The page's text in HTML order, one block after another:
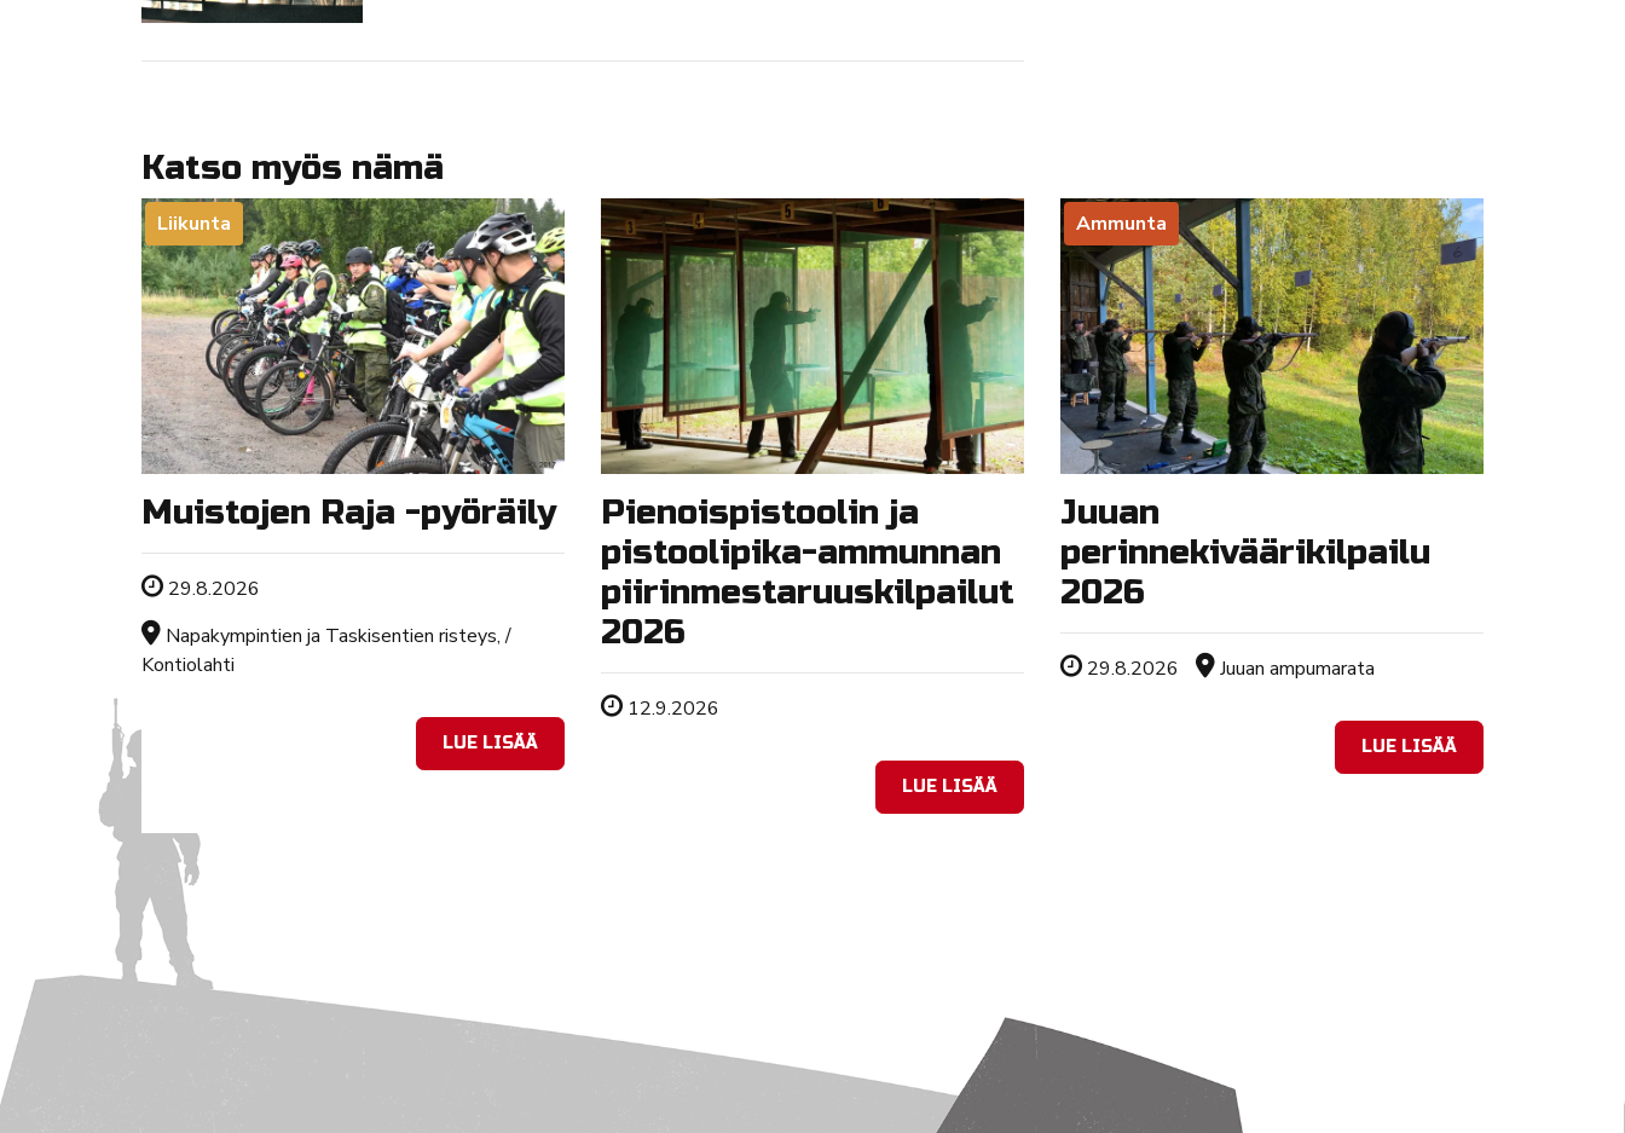
Katso myös nämä
Liikunta
Muistojen Raja -pyöräily
Tapahtuman ajankohta
29.8.2026
Sijainti
Napakympintien ja Taskisentien risteys, /
Kontiolahti
LUE LISÄÄ
Pienoispistoolin ja
pistoolipika-ammunnan
piirinmestaruuskilpailut
2026
Tapahtuman ajankohta
12.9.2026
LUE LISÄÄ
Ammunta
Juuan
perinnekiväärikilpailu
2026
Tapahtuman ajankohta
29.8.2026 Sijainti
Juuan ampumarata
LUE LISÄÄ